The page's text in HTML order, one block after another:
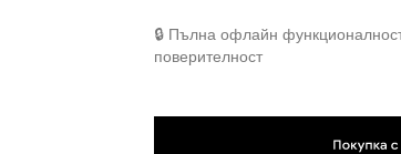
🔒 Пълна офлайн
поверителност